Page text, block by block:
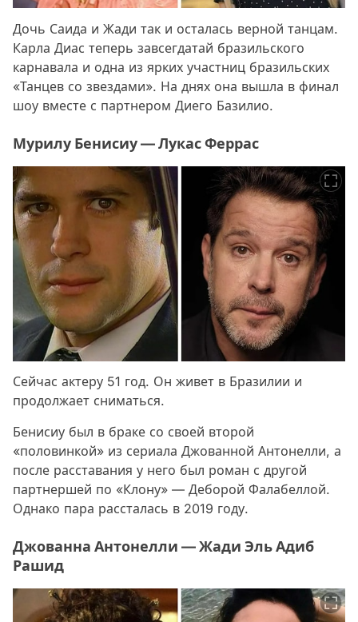
Дочь Саида и Жади так и осталась верной танцам.
Карла Диас теперь завсегдатай бразильского
карнавала и одна из ярких участниц бразильских
«Танцев со звездами». На днях она вышла в финал
шоу вместе с партнером Диего Базилио.
Мурилу Бенисиу — Лукас Феррас
Сейчас актеру 51 год. Он живет в Бразилии и
продолжает сниматься.
Бенисиу был в браке со своей второй
«половинкой» из сериала Джованной Антонелли, а
после расставания у него был роман с другой
партнершей по «Клону» — Деборой Фалабеллой.
Однако пара рассталась в 2019 году.
Джованна Антонелли — Жади Эль Адиб
Рашид